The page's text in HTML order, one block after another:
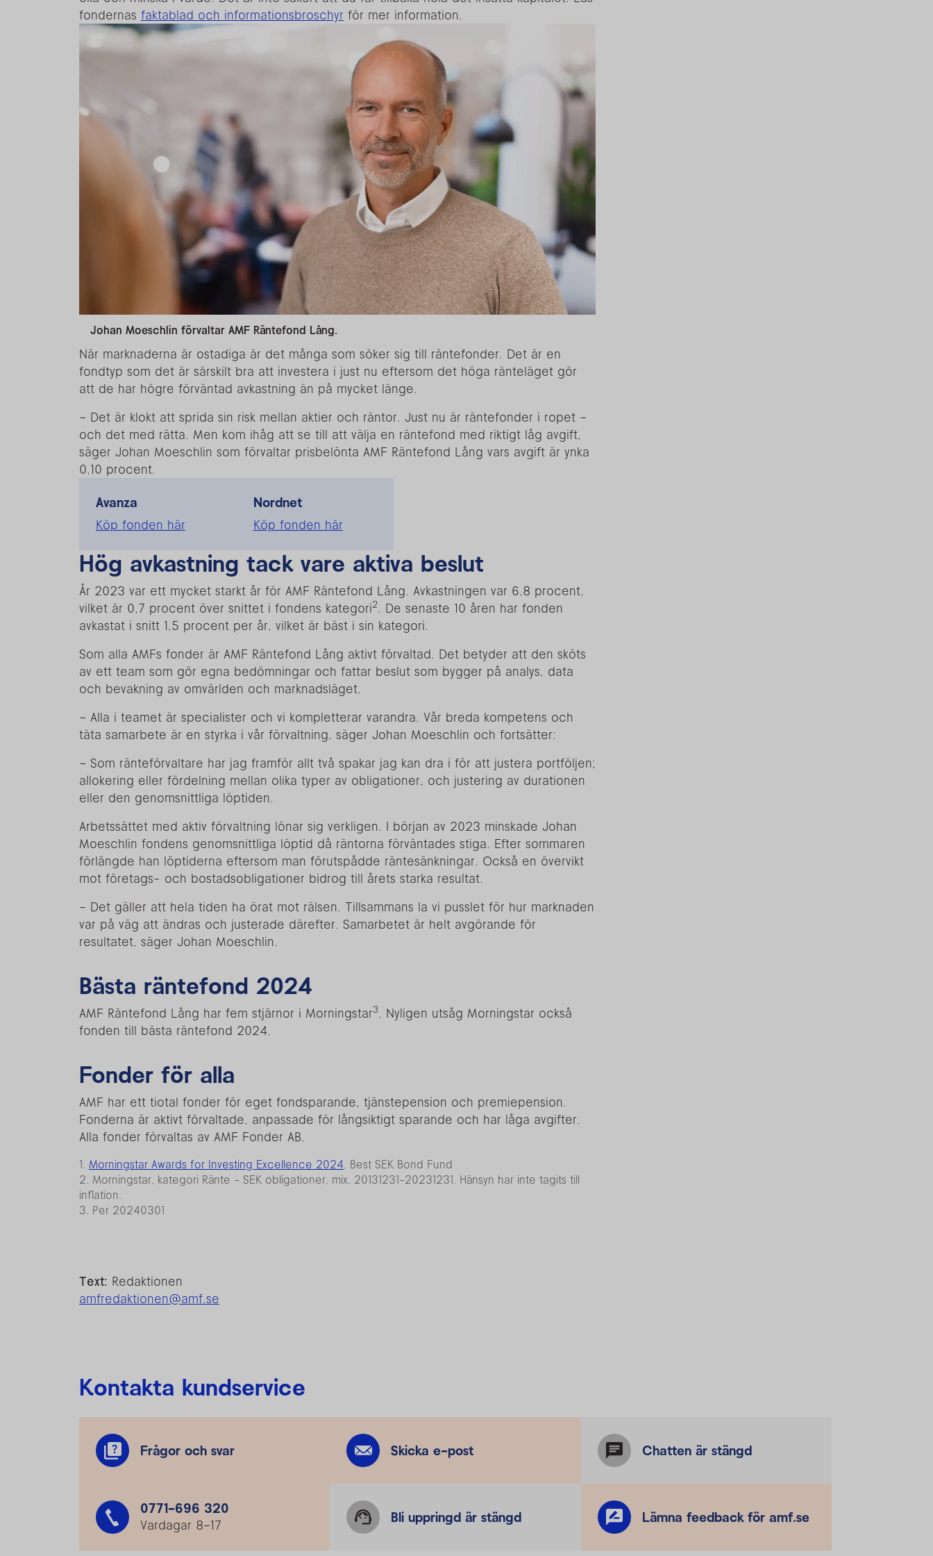
fondernas faktablad och informationsbroschyr för mer information.
Johan Moeschlin förvaltar AMF Räntefond Lång.
När marknaderna är ostadiga är det många som söker sig till räntefonder. Det är en
fondtyp som det är särskilt bra att investera i just nu eftersom det höga ränteläget gör
att de har högre förväntad avkastning än på mycket länge.
– Det är klokt att sprida sin risk mellan aktier och räntor. Just nu är räntefonder i ropet –
och det med rätta. Men kom ihåg att se till att välja en räntefond med riktigt låg avgift,
säger Johan Moeschlin som förvaltar prisbelönta AMF Räntefond Lång vars avgift är ynka
0,10 procent.
Avanza
Köp fonden här
Nordnet
Köp fonden här
Hög avkastning tack vare aktiva beslut
År 2023 var ett mycket starkt år för AMF Räntefond Lång. Avkastningen var 6,8 procent,
vilket är 0,7 procent över snittet i fondens kategori2. De senaste 10 åren har fonden
avkastat i snitt 1,5 procent per år, vilket är bäst i sin kategori.
Som alla AMFs fonder är AMF Räntefond Lång aktivt förvaltad. Det betyder att den sköts
av ett team som gör egna bedömningar och fattar beslut som bygger på analys, data
och bevakning av omvärlden och marknadsläget.
– Alla i teamet är specialister och vi kompletterar varandra. Vår breda kompetens och
täta samarbete är en styrka i vår förvaltning, säger Johan Moeschlin och fortsätter:
– Som ränteförvaltare har jag framför allt två spakar jag kan dra i för att justera portföljen;
allokering eller fördelning mellan olika typer av obligationer, och justering av durationen
eller den genomsnittliga löptiden.
Arbetssättet med aktiv förvaltning lönar sig verkligen. I början av 2023 minskade Johan
Moeschlin fondens genomsnittliga löptid då räntorna förväntades stiga. Efter sommaren
förlängde han löptiderna eftersom man förutspådde räntesänkningar. Också en övervikt
mot företags- och bostadsobligationer bidrog till årets starka resultat.
– Det gäller att hela tiden ha örat mot rälsen. Tillsammans la vi pusslet för hur marknaden
var på väg att ändras och justerade därefter. Samarbetet är helt avgörande för
resultatet, säger Johan Moeschlin.
Bästa räntefond 2024
AMF Räntefond Lång har fem stjärnor i Morningstar3. Nyligen utsåg Morningstar också
fonden till bästa räntefond 2024.
Fonder för alla
AMF har ett tiotal fonder för eget fondsparande, tjänstepension och premiepension.
Fonderna är aktivt förvaltade, anpassade för långsiktigt sparande och har låga avgifter.
Alla fonder förvaltas av AMF Fonder AB.
1. Morningstar Awards for Investing Excellence 2024 , Best SEK Bond Fund
2. Morningstar, kategori Ränte - SEK obligationer, mix, 20131231-20231231. Hänsyn har inte tagits till
inflation.
3. Per 20240301
Text: Redaktionen
amfredaktionen@amf.se
Kontakta kundservice
Frågor och svar Skicka e-post Chatten är stängd
0771-696 320
Vardagar 8–17 Bli uppringd är stängd Lämna feedback för amf.se